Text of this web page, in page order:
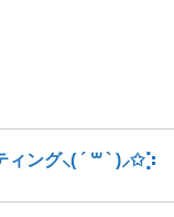
ング⸜( ´ ꒳ ` )⸝✩︎⡱